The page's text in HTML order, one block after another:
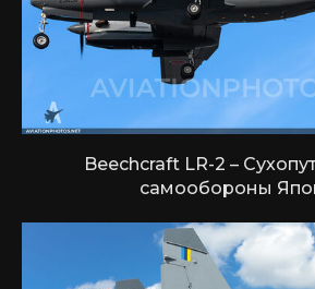
Beechcraft LR-2 –
самообороны